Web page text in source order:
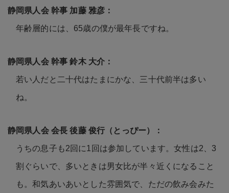
年齢層的には、65歳の僕が最年長ですね。
若い人だと二十代はたまにかな、三十代前半は多い
ね。
うちの息子も2回に1回は参加しています。女性は2、3
割ぐらいで、多いときは男女比が半々近くになること
も。和気あいあいとした雰囲気で、ただの飲み会みた